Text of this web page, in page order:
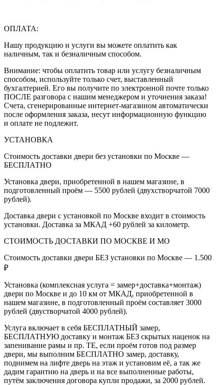
ОПЛАТА:
Нашу продукцию и услуги вы можете оплатить как
наличным, так и безналичным способом.
Внимание: чтобы оплатить товар или услугу безналичным
способом, используйте только счет, выставленный
бухгалтерией. Его вы получите по электронной почте только
ПОСЛЕ разговора с нашим менеджером и уточнения заказа!
Счета, сгенерированные интернет-магазином автоматически
после оформления заказа, несут информационную функцию
и оплате не подлежит.
УСТАНОВКА
Стоимость доставки двери без установки по Москве —
БЕСПЛАТНО
Установка двери, приобретенной в нашем магазине, в
подготовленный проём — 5500 рублей (двухстворчатой 7000
рублей).
Доставка двери с установкой по Москве входит в стоимость
установки. Доставка за МКАД +60 рублей за километр.
СТОИМОСТЬ ДОСТАВКИ ПО МОСКВЕ И МО
Стоимость доставки двери БЕЗ установки по Москве — 1.500
₽
Установка (комплексная услуга = замер+доставка+монтаж)
двери по Москве и до 10 км от МКАД, приобретенной в
нашем магазине, в подготовленный проём составляет 3000
рублей (двустворчатой 4000 рублей).
Услуга включает в себя БЕСПЛАТНЫЙ замер,
БЕСПЛАТНУЮ доставку и монтаж БЕЗ скрытых наценок на
запенивание рамы и пр. ТЕ, если проём готов под размер
двери, мы выполним БЕСПЛАТНО замер, доставку,
поднимем на лифте дверь на этаж и установим её, а так же
дадим гарантию на дверь и на все выполненные работы,
путём заключения договора купли продажи, за 2000 рублей.